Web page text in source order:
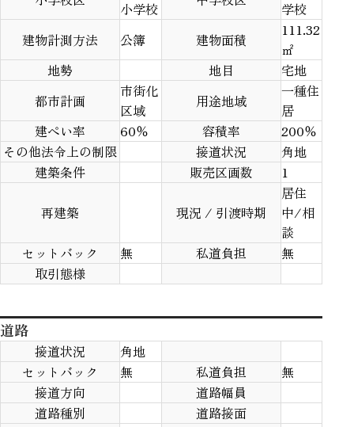
小学校
学校
建物計測方法
公簿 建物面積
111.32
㎡
地勢
地目
宅地
都市計画
市街化
区域
用途地域
一種住
居
建ぺい率
60％ 容積率
200％
その他法令上の制限
接道状況
角地
建築条件
販売区画数 1
再建築 現況 / 引渡時期
居住
中/相
談
セットバック
無 私道負担
無
取引態様
道路
接道状況
角地
セットバック
無 私道負担
無
接道方向
道路幅員
道路種別
道路接面